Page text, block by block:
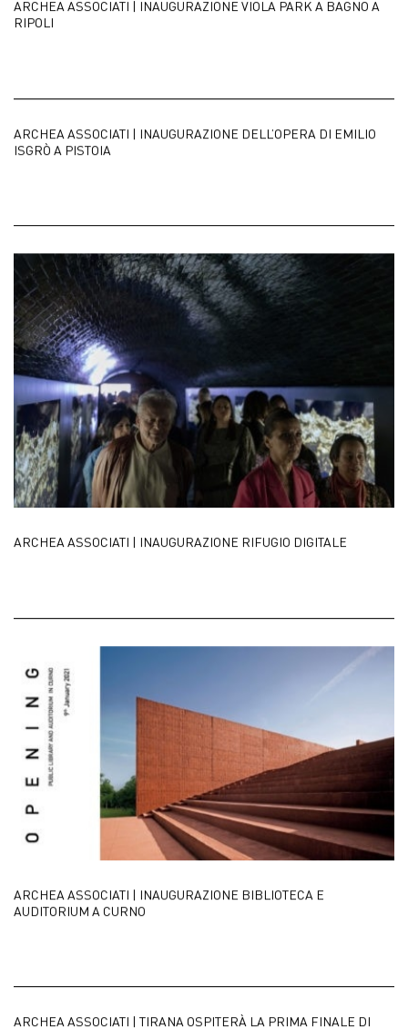
ARCHEA ASSOCIATI | INAUGURAZIONE VIOLA PARK A BAGNO A
RIPOLI
ARCHEA ASSOCIATI | INAUGURAZIONE DELL’OPERA DI EMILIO
ISGRÒ A PISTOIA
ARCHEA ASSOCIATI | INAUGURAZIONE RIFUGIO DIGITALE
ARCHEA ASSOCIATI | INAUGURAZIONE BIBLIOTECA E
AUDITORIUM A CURNO
ARCHEA ASSOCIATI | TIRANA OSPITERÀ LA PRIMA FINALE DI